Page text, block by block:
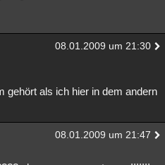
08.01.2009 um 21:30
gehört als ich hier in dem andern
08.01.2009 um 21:47